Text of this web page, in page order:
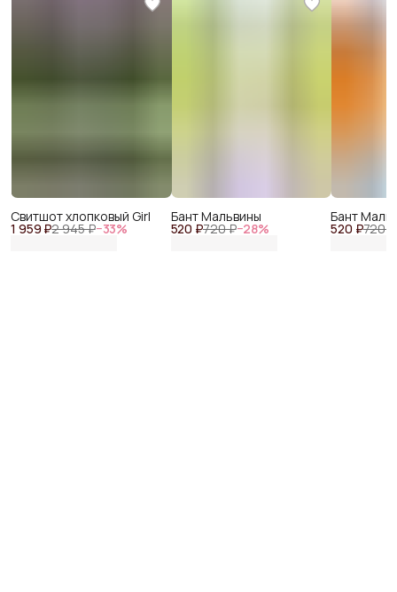
1 959 ₽2 945 ₽−33%
Свитшот хлопковый Girl
520 ₽720 ₽−28%
Бант Мальвины
520 ₽720 ₽
Бант